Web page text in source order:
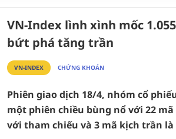
VN-Index lình xình mốc
bứt phá tăng trần
VN-INDEX CHỨNG KHOÁN
Phiên giao dịch 18/4, nhóm cổ
một phiên chiều bùng nổ với 22
với tham chiếu và 3 mã kịch trần là